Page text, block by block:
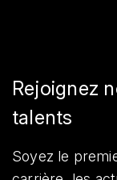
Rejoignez
talents
Soyez le